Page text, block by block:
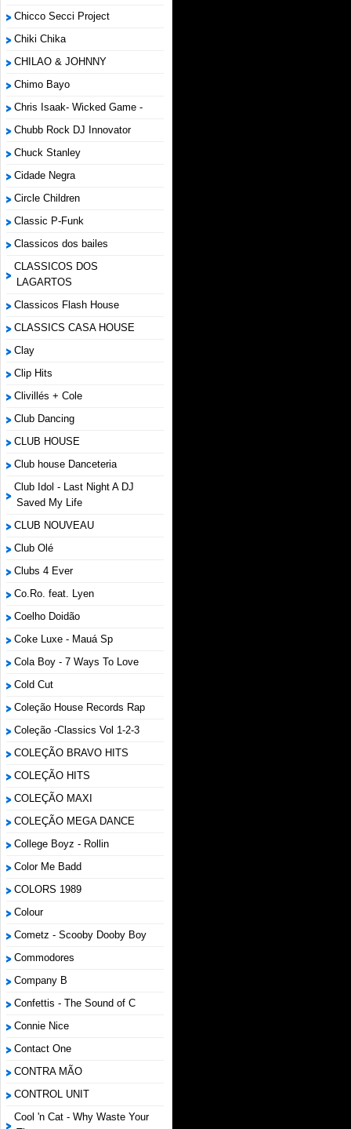
Chicco Secci Project
Chiki Chika
CHILAO & JOHNNY
Chimo Bayo
Chris Isaak- Wicked Game -
Chubb Rock DJ Innovator
Chuck Stanley
Cidade Negra
Circle Children
Classic P-Funk
Classicos dos bailes
CLASSICOS DOS
LAGARTOS
Classicos Flash House
CLASSICS CASA HOUSE
Clay
Clip Hits
Clivillés + Cole
Club Dancing
CLUB HOUSE
Club house Danceteria
Club Idol - Last Night A DJ
Saved My Life
CLUB NOUVEAU
Club Olé
Clubs 4 Ever
Co.Ro. feat. Lyen
Coelho Doidão
Coke Luxe - Mauá Sp
Cola Boy - 7 Ways To Love
Cold Cut
Coleção House Records Rap
Coleção -Classics Vol 1-2-3
COLEÇÃO BRAVO HITS
COLEÇÃO HITS
COLEÇÃO MAXI
COLEÇÃO MEGA DANCE
College Boyz ‎- Rollin
Color Me Badd
COLORS 1989
Colour
Cometz - Scooby Dooby Boy
Commodores
Company B
Confettis - The Sound of C
Connie Nice
Contact One
CONTRA MÃO
CONTROL UNIT
Cool 'n Cat - Why Waste Your